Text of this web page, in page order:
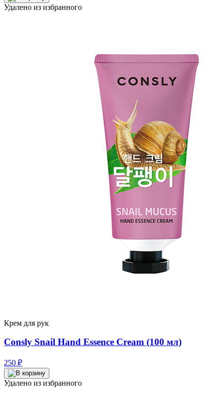
Удалено из избранного
Крем для рук
Consly Snail Hand Essence Cream (100 мл)
250 ₽
Удалено из избранного